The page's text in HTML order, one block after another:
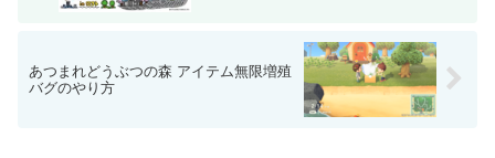
あつまれどうぶつの森 アイテム無限増殖
バグのやり方